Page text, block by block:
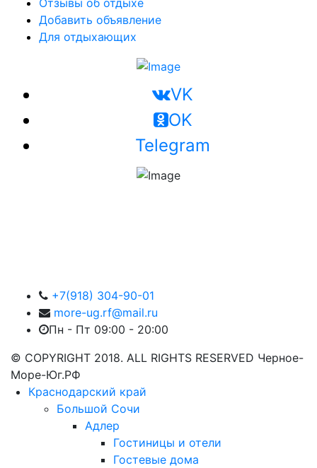
Отзывы об отдыхе
Добавить объявление
Для отдыхающих
VK
OK
Telegram
+7(918) 304-90-01
more-ug.rf@mail.ru
Пн - Пт 09:00 - 20:00
© COPYRIGHT 2018. ALL RIGHTS RESERVED Черное-
Море-Юг.РФ
Краснодарский край
Большой Сочи
Адлер
Гостиницы и отели
Гостевые дома